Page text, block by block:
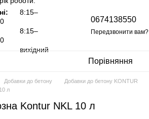
8:15–
8:15–
вихідний
0674138550
Передзвонити вам?
Порівняння
Добавки до бетону
Добавки до бетону KONTUR
л
Kontur NKL 10 л